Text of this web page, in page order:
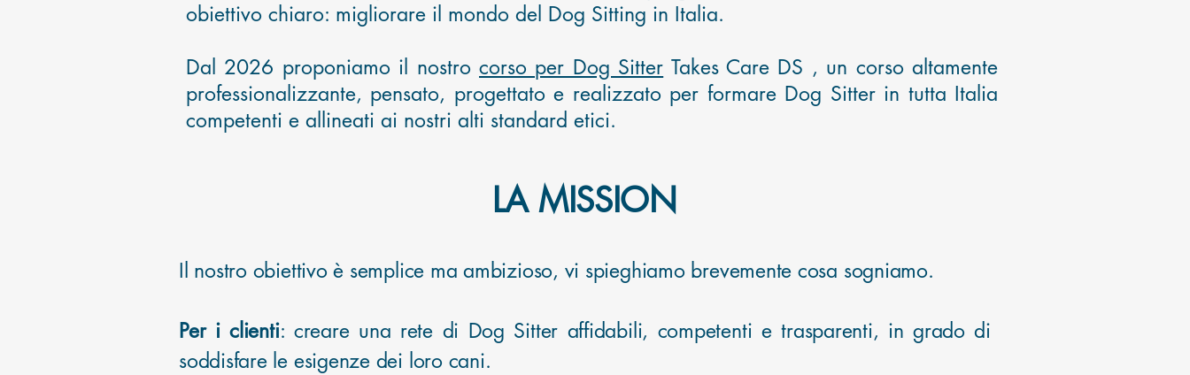
obiettivo chiaro: migliorare il mondo del Dog Sitting in Italia.
Dal 2026 proponiamo il nostro corso per Dog Sitter Takes Care DS , un corso altamente
professionalizzante, pensato, progettato e realizzato per formare Dog Sitter in tutta Italia
competenti e allineati ai nostri alti standard etici.
LA MISSION
Il nostro obiettivo è semplice ma ambizioso, vi spieghiamo brevemente cosa sogniamo.
Per i clienti: creare una rete di Dog Sitter affidabili, competenti e trasparenti, in grado di
soddisfare le esigenze dei loro cani.